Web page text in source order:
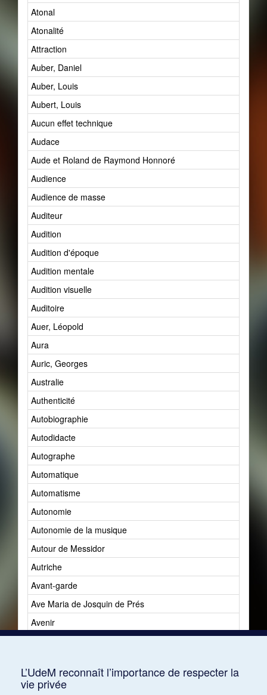
Atonal
Atonalité
Attraction
Auber, Daniel
Auber, Louis
Aubert, Louis
Aucun effet technique
Audace
Aude et Roland de Raymond Honnoré
Audience
Audience de masse
Auditeur
Audition
Audition d'époque
Audition mentale
Audition visuelle
Auditoire
Auer, Léopold
Aura
Auric, Georges
Australie
Authenticité
Autobiographie
Autodidacte
Autographe
Automatique
Automatisme
Autonomie
Autonomie de la musique
Autour de Messidor
Autriche
Avant-garde
Ave Maria de Josquin de Prés
Avenir
L’UdeM reconnaît l’importance de respecter la
vie privée